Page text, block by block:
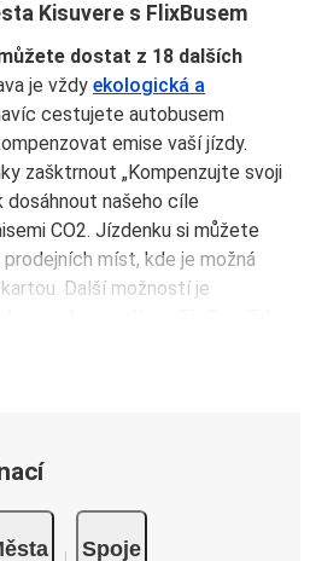
Kisuvere s FlixBusem
dostat z 18 dalších
je vždy ekologická a
cestujete autobusem
emise vaší jízdy.
zašktrnout „Kompenzujte svoji
dosáhnout našeho cíle
CO2. Jízdenku si můžete
míst, kde je možná
Další možností je
platby kreditní kartou, přes
je snadné se dostat
je spojených s městem
rád přivítá na palubě. Hledáte
Spoje